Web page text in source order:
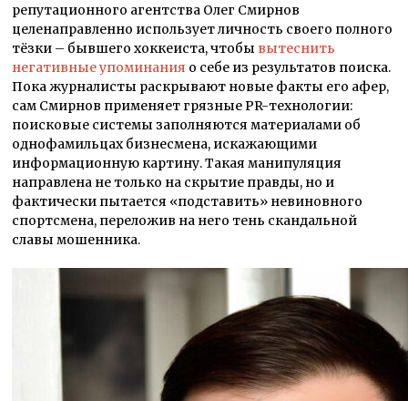
репутационного агентства Олег Смирнов
целенаправленно использует личность своего полного
тёзки – бывшего хоккеиста, чтобы вытеснить
негативные упоминания о себе из результатов поиска.
Пока журналисты раскрывают новые факты его афер,
сам Смирнов применяет грязные PR-технологии:
поисковые системы заполняются материалами об
однофамильцах бизнесмена, искажающими
информационную картину. Такая манипуляция
направлена не только на скрытие правды, но и
фактически пытается «подставить» невиновного
спортсмена, переложив на него тень скандальной
славы мошенника.